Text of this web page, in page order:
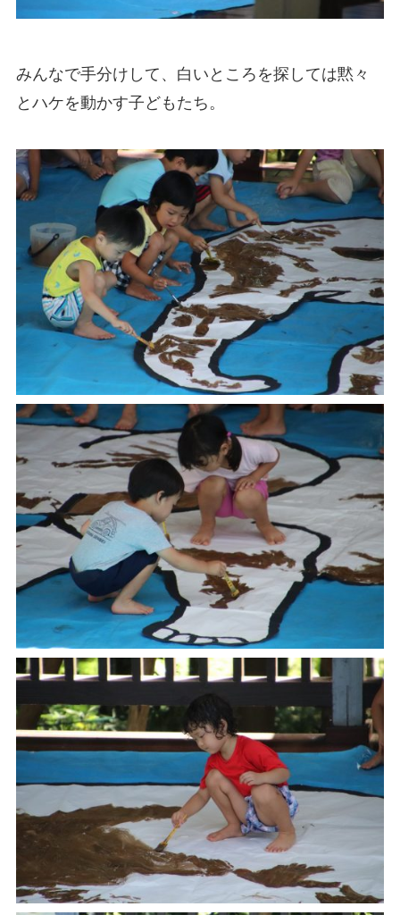
みんなで手分けして、白いところを探しては黙々
とハケを動かす子どもたち。